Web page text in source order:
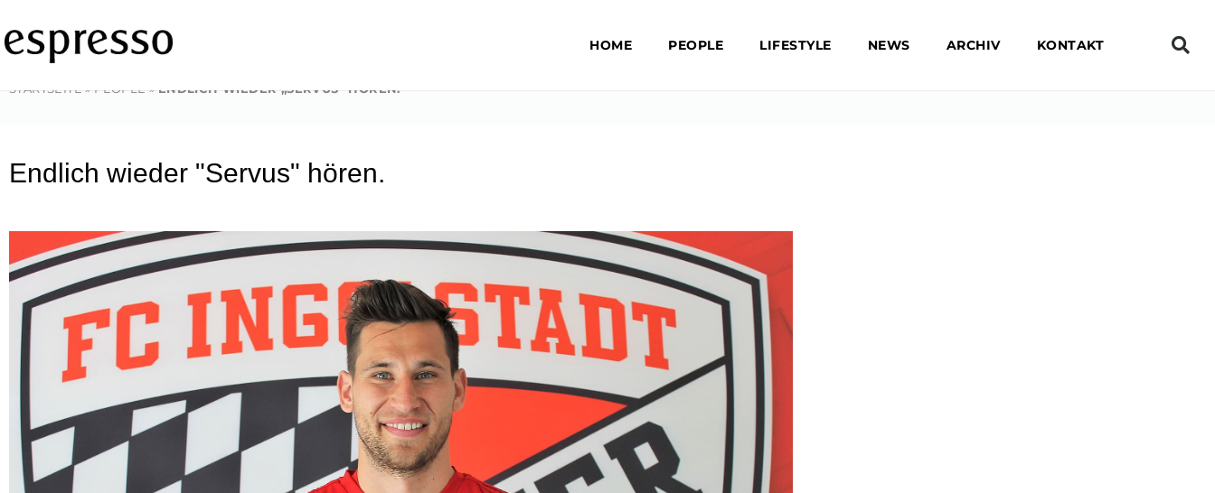
Inhalt
springen
HOME PEOPLE LIFESTYLE NEWS ARCHIV KONTAKT
STARTSEITE » PEOPLE » ENDLICH WIEDER „SERVUS“ HÖREN.
Endlich wieder "Servus" hören.